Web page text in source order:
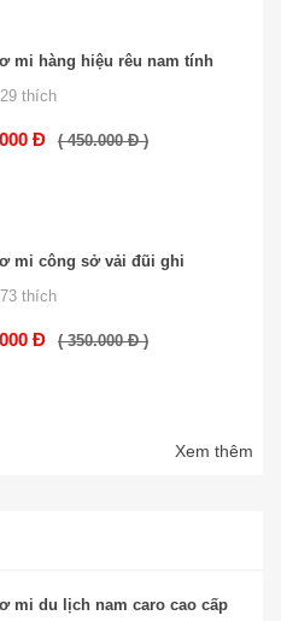
mi hàng hiệu rêu nam tính
thích
Đ ( 450.000 Đ )
mi công sở vải đũi ghi
thích
Đ ( 350.000 Đ )
Xem thêm
mi du lịch nam caro cao cấp